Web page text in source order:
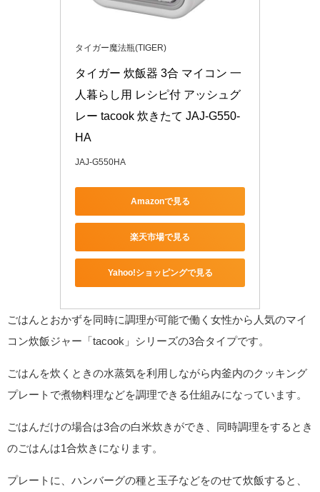
タイガー魔法瓶(TIGER)
タイガー 炊飯器 3合 マイコン 一
人暮らし用 レシピ付 アッシュグ
レー tacook 炊きたて JAJ-G550-
HA
JAJ-G550HA
Amazonで見る
楽天市場で見る
Yahoo!ショッピングで見る
ごはんとおかずを同時に調理が可能で働く女性から人気のマイ
コン炊飯ジャー「tacook」シリーズの3合タイプです。
ごはんを炊くときの水蒸気を利用しながら内釜内のクッキング
プレートで煮物料理などを調理できる仕組みになっています。
ごはんだけの場合は3合の白米炊きができ、同時調理をするとき
のごはんは1合炊きになります。
プレートに、ハンバーグの種と玉子などをのせて炊飯すると、